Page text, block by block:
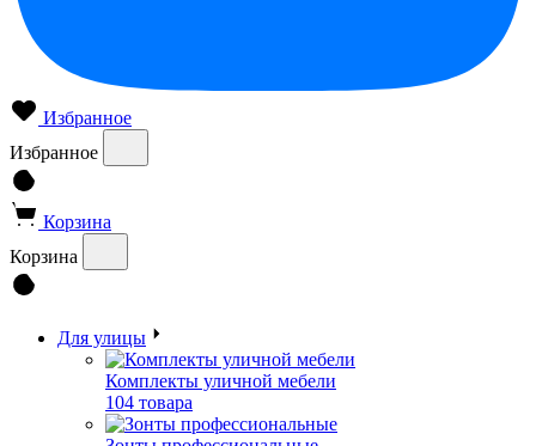
Избранное
Избранное
Корзина
Корзина
Для улицы
Комплекты уличной мебели
104 товара